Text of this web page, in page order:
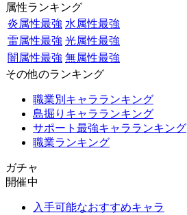
属性ランキング
炎属性最強 水属性最強
雷属性最強 光属性最強
闇属性最強 無属性最強
その他のランキング
職業別キャラランキング
島掘りキャラランキング
サポート最強キャラランキング
職業ランキング
ガチャ
開催中
入手可能なおすすめキャラ